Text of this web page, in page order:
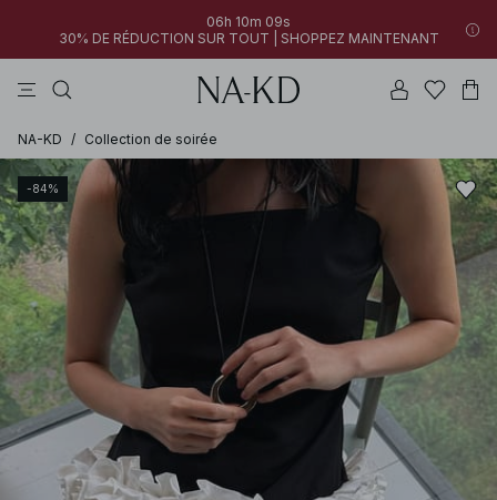
06h 10m 09s
30% DE RÉDUCTION SUR TOUT | SHOPPEZ MAINTENANT
NA-KD / Collection de soirée
-84%